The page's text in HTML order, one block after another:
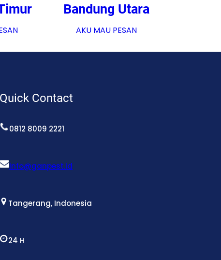
Bandung Utara
AKU MAU PESAN
Quick Contact
0812 8009 2221
info@ganpest.id
Tangerang, Indonesia
24 H